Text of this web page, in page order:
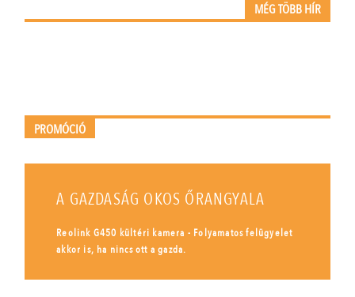
MÉG TÖBB HÍR
PROMÓCIÓ
A GAZDASÁG OKOS ŐRANGYALA
Reolink G450 kültéri kamera - Folyamatos felügyelet
akkor is, ha nincs ott a gazda.